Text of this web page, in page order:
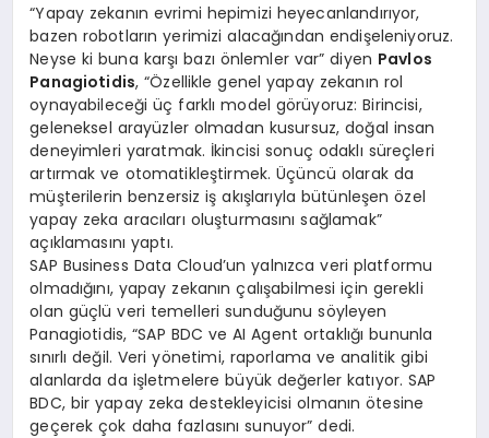
“Yapay zekanın evrimi hepimizi heyecanlandırıyor,
bazen robotların yerimizi alacağından endişeleniyoruz.
Neyse ki buna karşı bazı önlemler var” diyen Pavlos
Panagiotidis, “Özellikle genel yapay zekanın rol
oynayabileceği üç farklı model görüyoruz: Birincisi,
geleneksel arayüzler olmadan kusursuz, doğal insan
deneyimleri yaratmak. İkincisi sonuç odaklı süreçleri
artırmak ve otomatikleştirmek. Üçüncü olarak da
müşterilerin benzersiz iş akışlarıyla bütünleşen özel
yapay zeka aracıları oluşturmasını sağlamak”
açıklamasını yaptı.
SAP Business Data Cloud’un yalnızca veri platformu
olmadığını, yapay zekanın çalışabilmesi için gerekli
olan güçlü veri temelleri sunduğunu söyleyen
Panagiotidis, “SAP BDC ve AI Agent ortaklığı bununla
sınırlı değil. Veri yönetimi, raporlama ve analitik gibi
alanlarda da işletmelere büyük değerler katıyor. SAP
BDC, bir yapay zeka destekleyicisi olmanın ötesine
geçerek çok daha fazlasını sunuyor” dedi.